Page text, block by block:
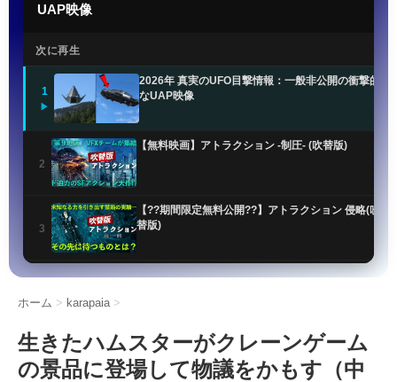
UAP映像
次に再生
1
▶
2026年 真実のUFO目撃情報：一般非公開の衝撃的
なUAP映像
2
【無料映画】アトラクション -制圧- (吹替版)
3
【??期間限定無料公開??】アトラクション 侵略(吹
替版)
5
米軍UFO機密解除!! 非地球人知性体「NHI」の正体
前編 MUTube（ムー チューブ） 2026年7月号
ホーム > karapaia >
生きたハムスターがクレーンゲーム
の景品に登場して物議をかもす（中